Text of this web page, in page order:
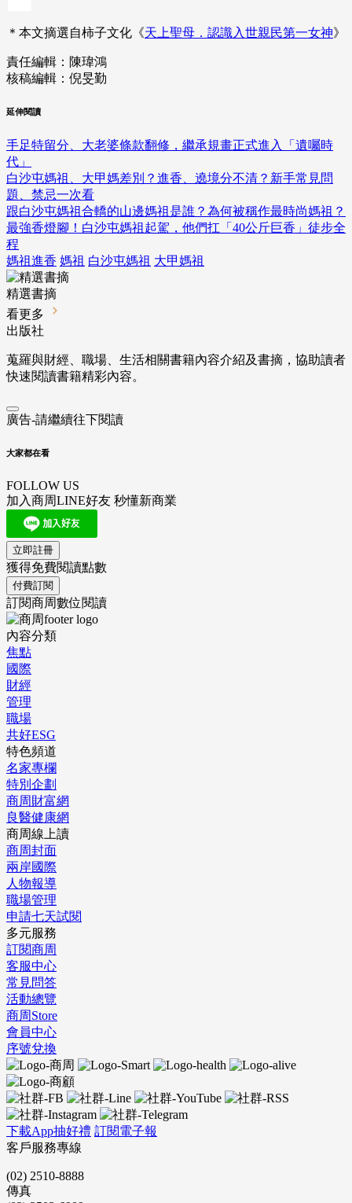
＊本文摘選自柿子文化《天上聖母．認識入世親民第一女神》
責任編輯：陳瑋鴻
核稿編輯：倪旻勤
延伸閱讀
手足特留分、大老婆條款翻修，繼承規畫正式進入「遺囑時
代」
白沙屯媽祖、大甲媽差別？進香、遶境分不清？新手常見問
題、禁忌一次看
跟白沙屯媽祖合轎的山邊媽祖是誰？為何被稱作最時尚媽祖？
最強香燈腳！白沙屯媽祖起駕，他們扛「40公斤巨香」徒步全
程
媽祖進香 媽祖 白沙屯媽祖 大甲媽祖
精選書摘
看更多
出版社
蒐羅與財經、職場、生活相關書籍內容介紹及書摘，協助讀者
快速閱讀書籍精彩內容。
廣告-請繼續往下閱讀
大家都在看
FOLLOW US
加入商周LINE好友 秒懂新商業
立即註冊
獲得免費閱讀點數
付費訂閱
訂閱商周數位閱讀
內容分類
焦點
國際
財經
管理
職場
共好ESG
特色頻道
名家專欄
特別企劃
商周財富網
良醫健康網
商周線上讀
商周封面
兩岸國際
人物報導
職場管理
申請七天試閱
多元服務
訂閱商周
客服中心
常見問答
活動總覽
商周Store
會員中心
序號兌換
下載App抽好禮 訂閱電子報
客戶服務專線
(02) 2510-8888
傳真